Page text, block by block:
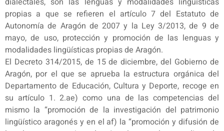
propias a que se refieren el artículo 7 del Estatuto de
Autonomía de Aragón de 2007 y la Ley 3/2013, de 9 de
mayo, de uso, protección y promoción de las lenguas y
modalidades lingüísticas propias de Aragón.
El Decreto 314/2015, de 15 de diciembre, del Gobierno de
Aragón, por el que se aprueba la estructura orgánica del
Departamento de Educación, Cultura y Deporte, recoge en
su artículo 1. 2.ae) como una de las competencias del
mismo la “promoción de la investigación del patrimonio
lingüístico aragonés y en el af) la “promoción y difusión de